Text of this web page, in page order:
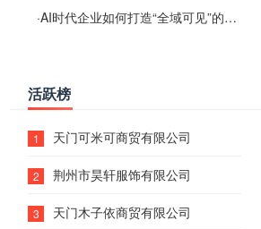
·AI时代企业如何打造“全域可见”的数字资产？梓彤超越给出新解法
活跃榜
1 天门可米可商贸有限公司
2 荆州市昊轩服饰有限公司
3 天门木子依商贸有限公司